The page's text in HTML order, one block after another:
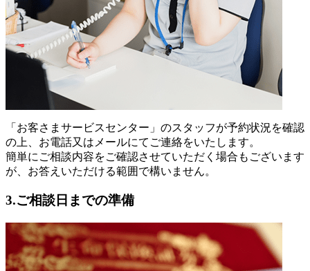
「お客さまサービスセンター」のスタッフが予約状況を確認
の上、お電話又はメールにてご連絡をいたします。
簡単にご相談内容をご確認させていただく場合もございます
が、お答えいただける範囲で構いません。
3.ご相談日までの準備